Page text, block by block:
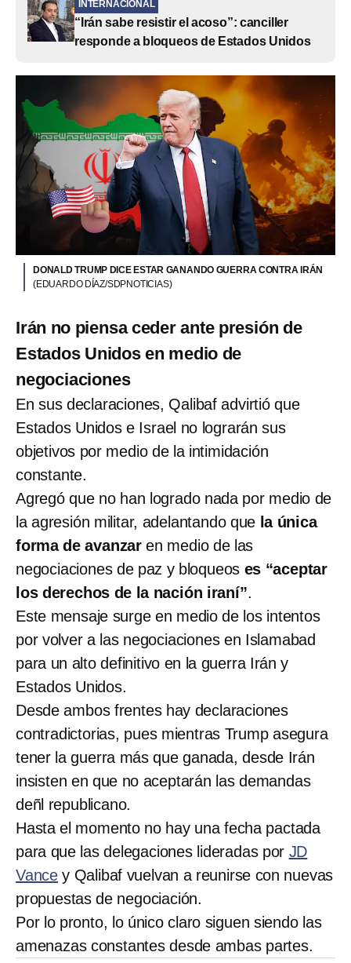
INTERNACIONAL
“Irán sabe resistir el acoso”: canciller
responde a bloqueos de Estados Unidos
DONALD TRUMP DICE ESTAR GANANDO GUERRA CONTRA IRÁN
(EDUARDO DÍAZ/SDPNOTICIAS)
Irán no piensa ceder ante presión de
Estados Unidos en medio de
negociaciones
En sus declaraciones, Qalibaf advirtió que
Estados Unidos e Israel no lograrán sus
objetivos por medio de la intimidación
constante.
Agregó que no han logrado nada por medio de
la agresión militar, adelantando que la única
forma de avanzar en medio de las
negociaciones de paz y bloqueos es “aceptar
los derechos de la nación iraní”.
Este mensaje surge en medio de los intentos
por volver a las negociaciones en Islamabad
para un alto definitivo en la guerra Irán y
Estados Unidos.
Desde ambos frentes hay declaraciones
contradictorias, pues mientras Trump asegura
tener la guerra más que ganada, desde Irán
insisten en que no aceptarán las demandas
deñl republicano.
Hasta el momento no hay una fecha pactada
para que las delegaciones lideradas por JD
Vance y Qalibaf vuelvan a reunirse con nuevas
propuestas de negociación.
Por lo pronto, lo único claro siguen siendo las
amenazas constantes desde ambas partes.